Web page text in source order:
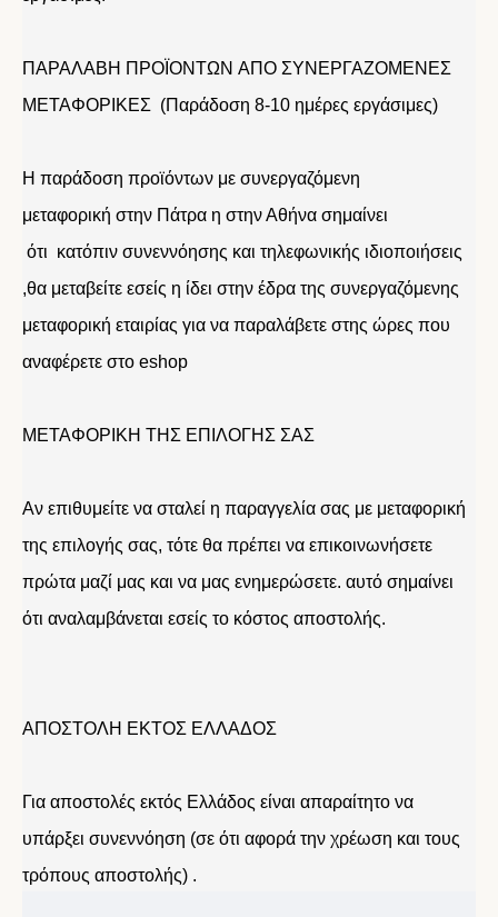
ΠΑΡΑΛΑΒΗ ΠΡΟΪΟΝΤΩΝ ΑΠΟ ΣΥΝΕΡΓΑΖΟΜΕΝΕΣ
ΜΕΤΑΦΟΡΙΚΕΣ (Παράδοση 8-10 ημέρες εργάσιμες)
Η παράδοση προϊόντων με συνεργαζόμενη
μεταφορική στην Πάτρα η στην Αθήνα σημαίνει
ότι κατόπιν συνεννόησης και τηλεφωνικής ιδιοποιήσεις
,θα μεταβείτε εσείς η ίδει στην έδρα της συνεργαζόμενης
μεταφορική εταιρίας για να παραλάβετε στης ώρες που
αναφέρετε στο eshop
ΜΕΤΑΦΟΡΙΚΗ ΤΗΣ ΕΠΙΛΟΓΗΣ ΣΑΣ
Αν επιθυμείτε να σταλεί η παραγγελία σας με μεταφορική
της επιλογής σας, τότε θα πρέπει να επικοινωνήσετε
πρώτα μαζί μας και να μας ενημερώσετε. αυτό σημαίνει
ότι αναλαμβάνεται εσείς το κόστος αποστολής.
ΑΠΟΣΤΟΛΗ ΕΚΤΟΣ ΕΛΛΑΔΟΣ
Για αποστολές εκτός Ελλάδος είναι απαραίτητο να
υπάρξει συνεννόηση (σε ότι αφορά την χρέωση και τους
τρόπους αποστολής) .